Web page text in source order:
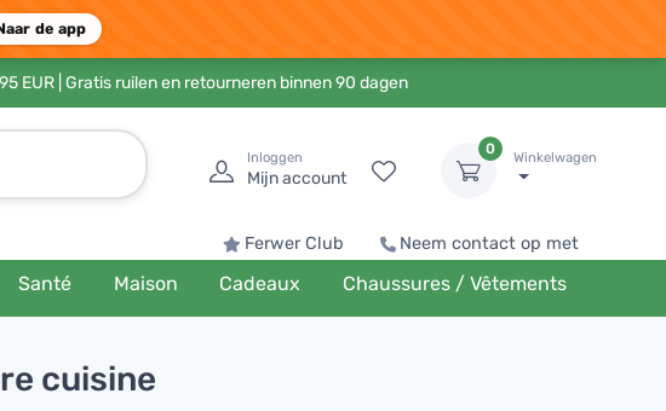
de app
EUR| Gratis ruilen en retourneren binnen 90 dagen
Inloggen
Mijn account
0
Winkelwagen
Ferwer Club Neem contact op met
Santé Maison Cadeaux Chaussures / Vêtements
cuisine